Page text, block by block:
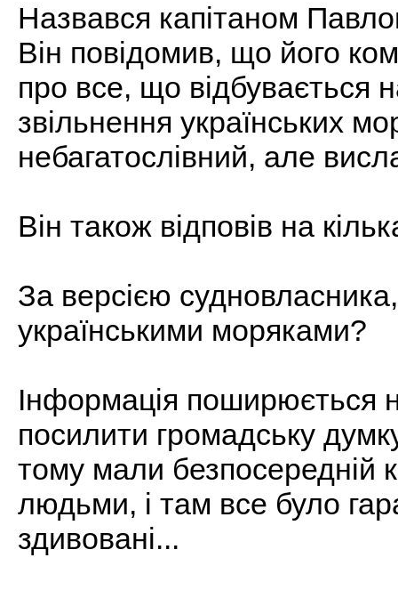
Назвався капітаном
Він повідомив, що його
про все, що відбувається
звільнення українських
небагатослівний, але
Він також відповів на
За версією
українськими моряками?
Інформація поширюється
посилити громадську
тому мали безпосередній
людьми, і там все було
здивовані...